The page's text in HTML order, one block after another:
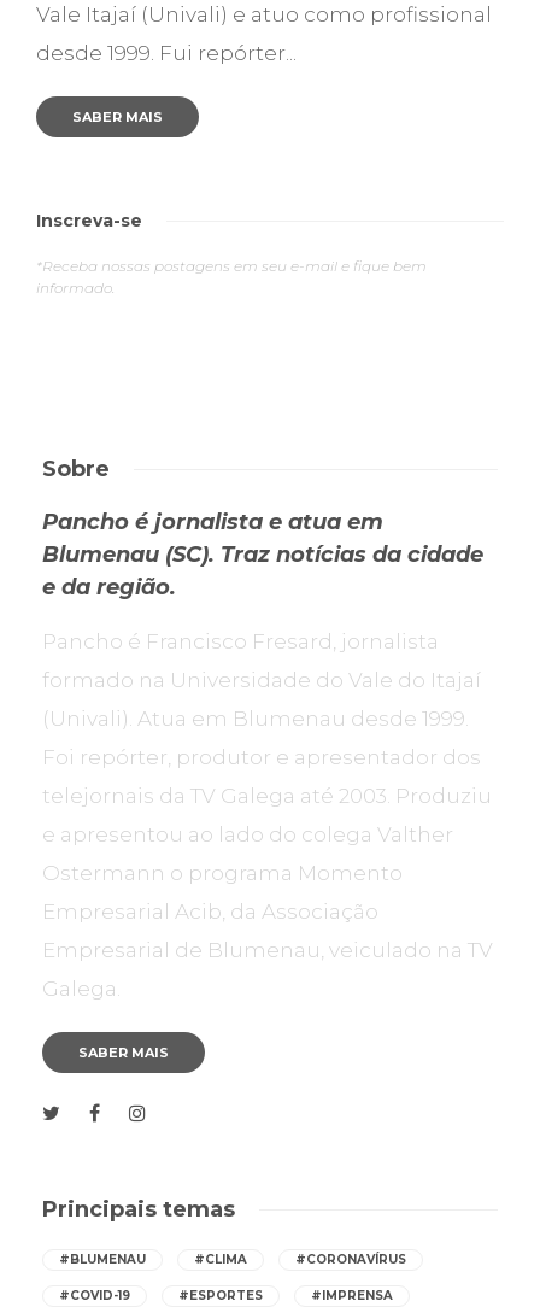
Vale Itajaí (Univali) e atuo como profissional
desde 1999. Fui repórter...
SABER MAIS
Inscreva-se
*Receba nossas postagens em seu e-mail e fique bem
informado.
Sobre
Pancho é jornalista e atua em
Blumenau (SC). Traz notícias da cidade
e da região.
Pancho é Francisco Fresard, jornalista
formado na Universidade do Vale do Itajaí
(Univali). Atua em Blumenau desde 1999.
Foi repórter, produtor e apresentador dos
telejornais da TV Galega até 2003. Produziu
e apresentou ao lado do colega Valther
Ostermann o programa Momento
Empresarial Acib, da Associação
Empresarial de Blumenau, veiculado na TV
Galega.
SABER MAIS
Principais temas
#BLUMENAU #CLIMA #CORONAVÍRUS
#COVID-19 #ESPORTES #IMPRENSA